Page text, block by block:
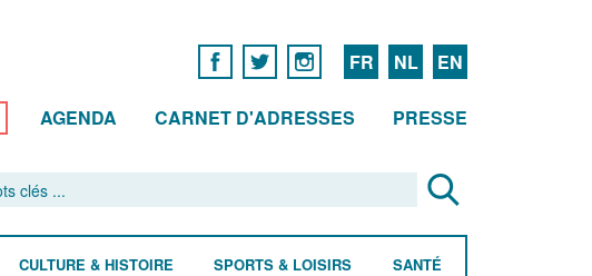
FR NL EN
AGENDA CARNET D'ADRESSES PRESSE
CULTURE & HISTOIRE SPORTS & LOISIRS SANTÉ